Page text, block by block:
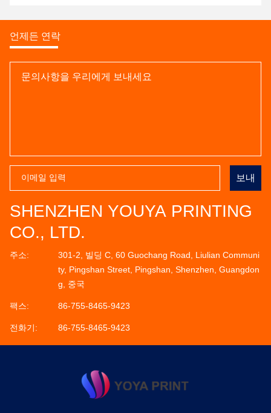
언제든 연락
보내
SHENZHEN YOUYA PRINTING
CO., LTD.
주소:
301-2, 빌딩 C, 60 Guochang Road, Liulian Communi
ty, Pingshan Street, Pingshan, Shenzhen, Guangdon
g, 중국
팩스: 86-755-8465-9423
전화기: 86-755-8465-9423